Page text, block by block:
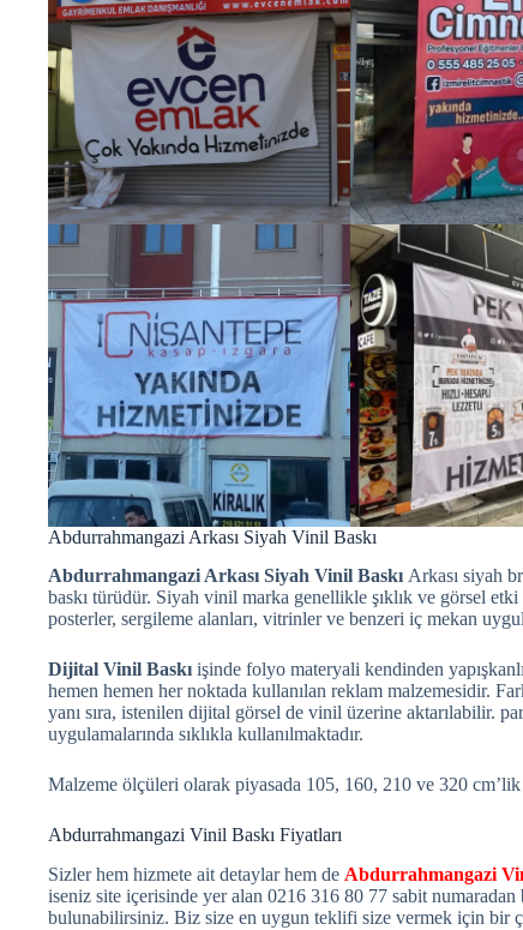
Abdurrahmangazi Arkası Siyah Vinil Baskı
Abdurrahmangazi Arkası Siyah Vinil Baskı Arkası siyah
baskı türüdür. Siyah vinil marka genellikle şıklık ve görsel
posterler, sergileme alanları, vitrinler ve benzeri iç mekan
Dijital Vinil Baskı işinde folyo materyali kendinden
hemen hemen her noktada kullanılan reklam malzemesidir.
yanı sıra, istenilen dijital görsel de vinil üzerine aktarılabilir.
uygulamalarında sıklıkla kullanılmaktadır.
Malzeme ölçüleri olarak piyasada 105, 160, 210 ve 320
Abdurrahmangazi Vinil Baskı Fiyatları
Sizler hem hizmete ait detaylar hem de Abdurrahmangazi
iseniz site içerisinde yer alan 0216 316 80 77 sabit
bulunabilirsiniz. Biz size en uygun teklifi size vermek için bir